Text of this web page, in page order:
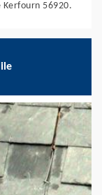
Kerfourn 56920.